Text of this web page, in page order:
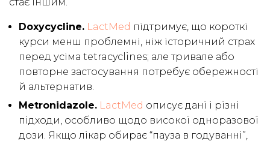
стає іншим.
Doxycycline. LactMed підтримує, що короткі
курси менш проблемні, ніж історичний страх
перед усіма tetracyclines; але тривале або
повторне застосування потребує обережності
й альтернатив.
Metronidazole. LactMed описує дані і різні
підходи, особливо щодо високої одноразової
дози. Якщо лікар обирає “пауза в годуванні”,